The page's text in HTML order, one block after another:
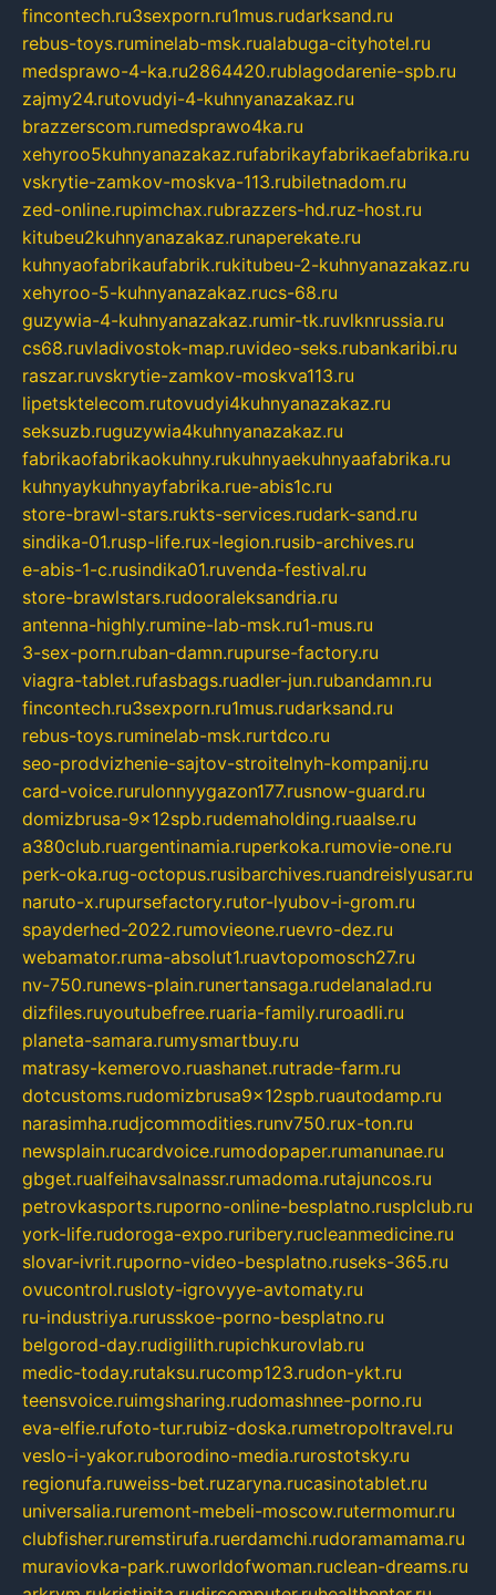
fincontech.ru3sexporn.ru1mus.rudarksand.ru
rebus-toys.ruminelab-msk.rualabuga-cityhotel.ru
medsprawo-4-ka.ru2864420.rublagodarenie-spb.ru
zajmy24.rutovudyi-4-kuhnyanazakaz.ru
brazzerscom.rumedsprawo4ka.ru
xehyroo5kuhnyanazakaz.rufabrikayfabrikaefabrika.ru
vskrytie-zamkov-moskva-113.rubiletnadom.ru
zed-online.rupimchax.rubrazzers-hd.ruz-host.ru
kitubeu2kuhnyanazakaz.runaperekate.ru
kuhnyaofabrikaufabrik.rukitubeu-2-kuhnyanazakaz.ru
xehyroo-5-kuhnyanazakaz.rucs-68.ru
guzywia-4-kuhnyanazakaz.rumir-tk.ruvlknrussia.ru
cs68.ruvladivostok-map.ruvideo-seks.rubankaribi.ru
raszar.ruvskrytie-zamkov-moskva113.ru
lipetsktelecom.rutovudyi4kuhnyanazakaz.ru
seksuzb.ruguzywia4kuhnyanazakaz.ru
fabrikaofabrikaokuhny.rukuhnyaekuhnyaafabrika.ru
kuhnyaykuhnyayfabrika.rue-abis1c.ru
store-brawl-stars.rukts-services.rudark-sand.ru
sindika-01.rusp-life.rux-legion.rusib-archives.ru
e-abis-1-c.rusindika01.ruvenda-festival.ru
store-brawlstars.rudooraleksandria.ru
antenna-highly.rumine-lab-msk.ru1-mus.ru
3-sex-porn.ruban-damn.rupurse-factory.ru
viagra-tablet.rufasbags.ruadler-jun.rubandamn.ru
fincontech.ru3sexporn.ru1mus.rudarksand.ru
rebus-toys.ruminelab-msk.rurtdco.ru
seo-prodvizhenie-sajtov-stroitelnyh-kompanij.ru
card-voice.rurulonnyygazon177.rusnow-guard.ru
domizbrusa-9x12spb.rudemaholding.ruaalse.ru
a380club.ruargentinamia.ruperkoka.rumovie-one.ru
perk-oka.rug-octopus.rusibarchives.ruandreislyusar.ru
naruto-x.rupursefactory.rutor-lyubov-i-grom.ru
spayderhed-2022.rumovieone.ruevro-dez.ru
webamator.ruma-absolut1.ruavtopomosch27.ru
nv-750.runews-plain.runertansaga.rudelanalad.ru
dizfiles.ruyoutubefree.ruaria-family.ruroadli.ru
planeta-samara.rumysmartbuy.ru
matrasy-kemerovo.ruashanet.rutrade-farm.ru
dotcustoms.rudomizbrusa9x12spb.ruautodamp.ru
narasimha.rudjcommodities.runv750.rux-ton.ru
newsplain.rucardvoice.rumodopaper.rumanunae.ru
gbget.rualfeihavsalnassr.rumadoma.rutajuncos.ru
petrovkasports.ruporno-online-besplatno.rusplclub.ru
york-life.rudoroga-expo.ruribery.rucleanmedicine.ru
slovar-ivrit.ruporno-video-besplatno.ruseks-365.ru
ovucontrol.rusloty-igrovyye-avtomaty.ru
ru-industriya.rurusskoe-porno-besplatno.ru
belgorod-day.rudigilith.rupichkurovlab.ru
medic-today.rutaksu.rucomp123.rudon-ykt.ru
teensvoice.ruimgsharing.rudomashnee-porno.ru
eva-elfie.rufoto-tur.rubiz-doska.rumetropoltravel.ru
veslo-i-yakor.ruborodino-media.rurostotsky.ru
regionufa.ruweiss-bet.ruzaryna.rucasinotablet.ru
universalia.ruremont-mebeli-moscow.rutermomur.ru
clubfisher.ruremstirufa.ruerdamchi.rudoramamama.ru
muraviovka-park.ruworldofwoman.ruclean-dreams.ru